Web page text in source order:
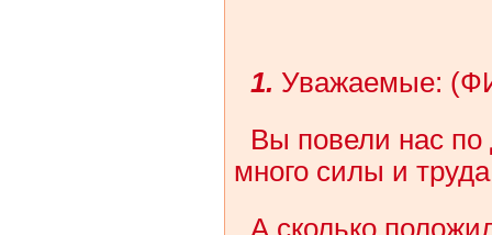
1. Уважаемые:
Вы повели нас по
много силы и
А сколько